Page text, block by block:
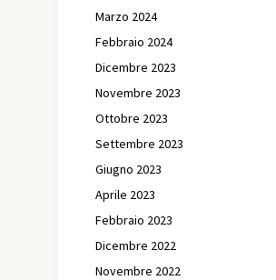
Marzo 2024
Febbraio 2024
Dicembre 2023
Novembre 2023
Ottobre 2023
Settembre 2023
Giugno 2023
Aprile 2023
Febbraio 2023
Dicembre 2022
Novembre 2022